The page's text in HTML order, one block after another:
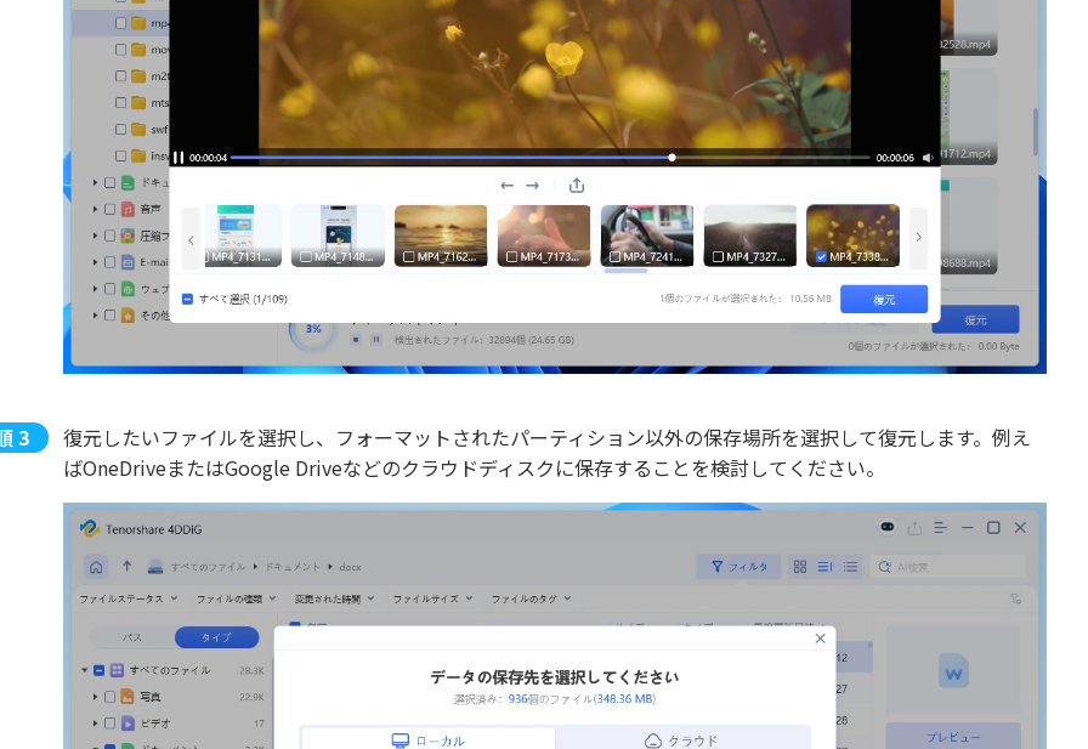
復元したいファイルを選択し、フォーマットされたパーティション以外の保存場所を選択して復元します。例え
ばOneDriveまたはGoogle Driveなどのクラウドディスクに保存することを検討してください。